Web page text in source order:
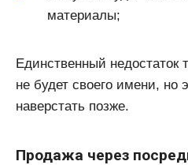
материалы;
Единственный недостаток
не будет своего имени, но
наверстать позже.
Продажа через